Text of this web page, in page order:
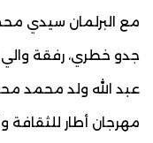
مع البرلمان سيدي
جدو خطري، رفقة والي
عبد الله ولد محمد
مهرجان أطار